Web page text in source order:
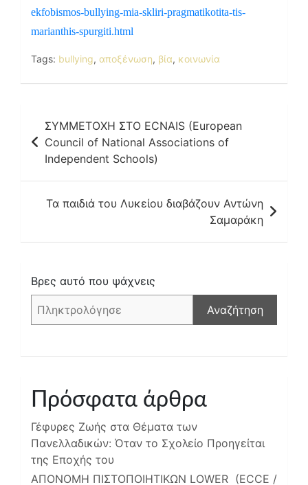
ekfobismos-bullying-mia-skliri-pragmatikotita-tis-
marianthis-spurgiti.html
Tags: bullying, αποξένωση, βία, κοινωνία
Πλοήγηση
άρθρων
ΣΥΜΜΕΤΟΧΗ ΣΤΟ ECNAIS (European
Council of National Associations of
Independent Schools)
Τα παιδιά του Λυκείου διαβάζουν Αντώνη
Σαμαράκη
Βρες αυτό που ψάχνεις
Αναζήτηση
Πρόσφατα άρθρα
Γέφυρες Ζωής στα Θέματα των
Πανελλαδικών: Όταν το Σχολείο Προηγείται
της Εποχής του
ΑΠΟΝΟΜΗ ΠΙΣΤΟΠΟΙΗΤΙΚΩΝ LOWER (ECCE /